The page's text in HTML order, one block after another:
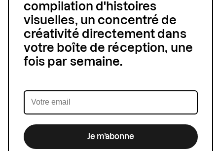
compilation d'histoires
visuelles, un concentré de
créativité directement dans
votre boîte de réception, une
fois par semaine.
Je m’abonne